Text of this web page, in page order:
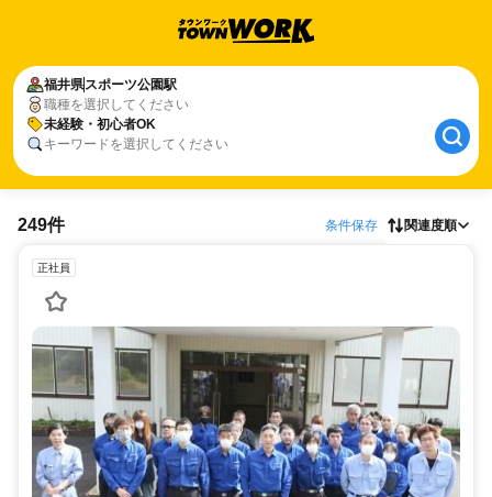
福井県スポーツ公園駅
職種を選択してください
未経験・初心者OK
キーワードを選択してください
249件 条件保存 関連度順
正社員